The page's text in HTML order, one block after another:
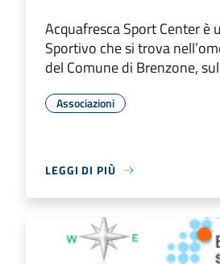
Acquafresca Sport Center è
Sportivo che si trova
del Comune di Brenzone,
Associazioni
LEGGI DI PIÙ